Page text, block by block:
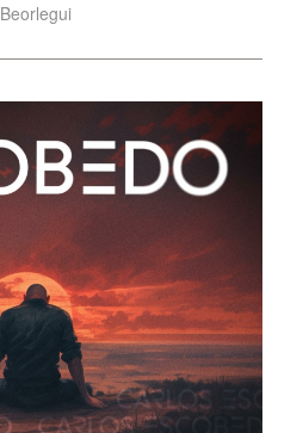
Beorlegui